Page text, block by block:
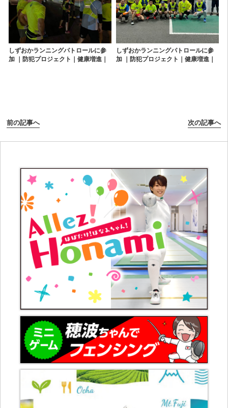
しずおかランニングパトロールに参
加 ｜防犯プロジェクト｜健康増進｜
しずおかランニングパトロールに参
加 ｜防犯プロジェクト｜健康増進｜
前の記事へ 次の記事へ